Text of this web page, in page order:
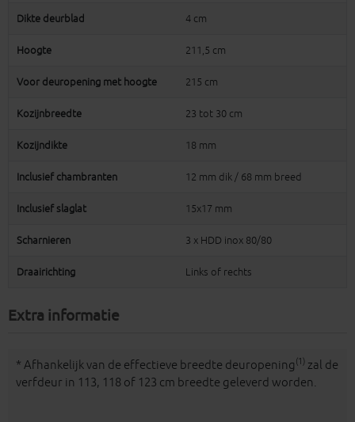
Dikte deurblad 4 cm
Hoogte 211,5 cm
Voor deuropening met hoogte 215 cm
Kozijnbreedte 23 tot 30 cm
Kozijndikte 18 mm
Inclusief chambranten 12 mm dik / 68 mm breed
Inclusief slaglat 15x17 mm
Scharnieren 3 x HDD inox 80/80
Draairichting Links of rechts
Extra informatie
* Afhankelijk van de effectieve breedte deuropening (1) zal de
verfdeur in 113, 118 of 123 cm breedte geleverd worden.